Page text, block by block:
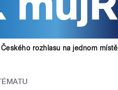
rozhlasu na jednom místě